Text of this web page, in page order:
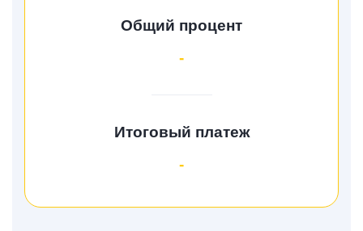
Общий процент
-
Итоговый платеж
-